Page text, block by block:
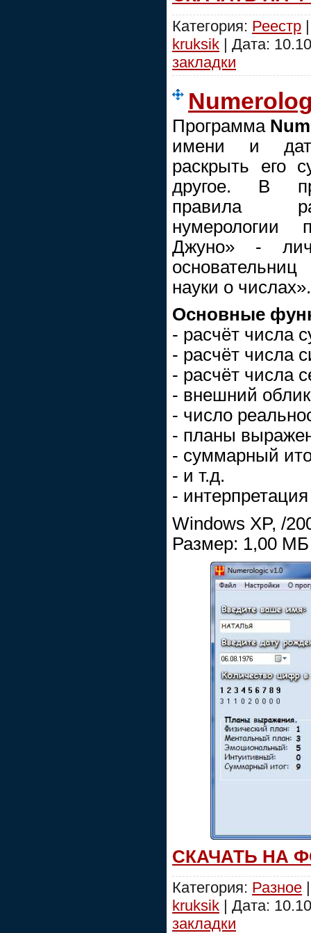
Категория: Реестр
kruksik | Дата:
закладки
Программа
имени и
раскрыть его
другое. В
правила
нумерологии
Джуно» -
науки о числах».
Основные
- расчёт числа
- расчёт числа
- расчёт числа
- внешний
- число
- планы
- суммарный
- и т.д.
-
Windows XP, /
Размер: 1,00 МБ
СКАЧАТЬ НА
Категория: Разное
kruksik | Дата:
закладки